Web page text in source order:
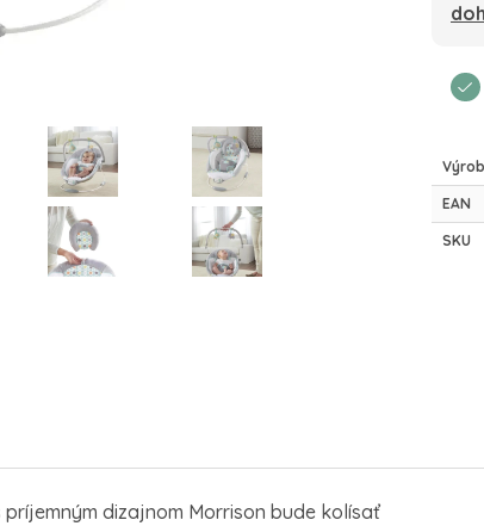
EAN
SKU
dizajnom Morrison bude kolísať